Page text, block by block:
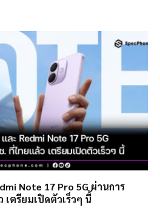
Note 17 Pro 5G ผ่านการ
ตรียมเปิดตัวเร็วๆ นี้